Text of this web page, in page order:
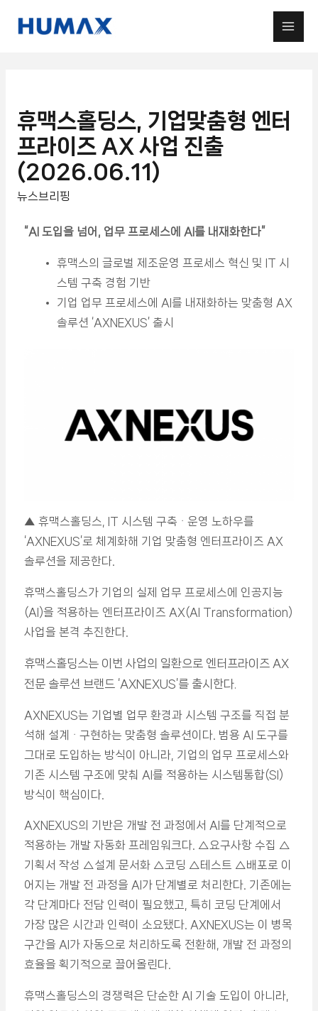
휴맥스홀딩스, 기업맞춤형 엔터
프라이즈 AX 사업 진출
(2026.06.11)
뉴스브리핑
“AI 도입을 넘어, 업무 프로세스에 AI를 내재화한다”
휴맥스의 글로벌 제조운영 프로세스 혁신 및 IT 시
스템 구축 경험 기반
기업 업무 프로세스에 AI를 내재화하는 맞춤형 AX
솔루션 ‘AXNEXUS’ 출시
▲ 휴맥스홀딩스, IT 시스템 구축ᆞ운영 노하우를
‘AXNEXUS’로 체계화해 기업 맞춤형 엔터프라이즈 AX
솔루션을 제공한다.
휴맥스홀딩스가 기업의 실제 업무 프로세스에 인공지능
(AI)을 적용하는 엔터프라이즈 AX(AI Transformation)
사업을 본격 추진한다.
휴맥스홀딩스는 이번 사업의 일환으로 엔터프라이즈 AX
전문 솔루션 브랜드 ‘AXNEXUS’를 출시한다.
AXNEXUS는 기업별 업무 환경과 시스템 구조를 직접 분
석해 설계ᆞ구현하는 맞춤형 솔루션이다. 범용 AI 도구를
그대로 도입하는 방식이 아니라, 기업의 업무 프로세스와
기존 시스템 구조에 맞춰 AI를 적용하는 시스템통합(SI)
방식이 핵심이다.
AXNEXUS의 기반은 개발 전 과정에서 AI를 단계적으로
적용하는 개발 자동화 프레임워크다. △요구사항 수집 △
기획서 작성 △설계 문서화 △코딩 △테스트 △배포로 이
어지는 개발 전 과정을 AI가 단계별로 처리한다. 기존에는
각 단계마다 전담 인력이 필요했고, 특히 코딩 단계에서
가장 많은 시간과 인력이 소요됐다. AXNEXUS는 이 병목
구간을 AI가 자동으로 처리하도록 전환해, 개발 전 과정의
효율을 획기적으로 끌어올린다.
휴맥스홀딩스의 경쟁력은 단순한 AI 기술 도입이 아니라,